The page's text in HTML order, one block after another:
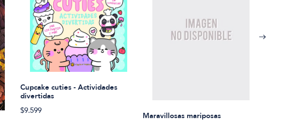
Cupcake cuties - Actividades
divertidas
$9.599
Maravillosas mariposas